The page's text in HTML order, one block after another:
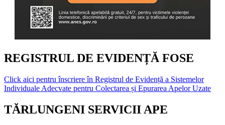
REGISTRUL DE EVIDENȚĂ FOSE
Click aici pentru înscriere în Registrul de Evidență a Sistemelor
Individuale Adecvate pentru Colectarea și Epurarea Apelor Uzate
TĂRLUNGENI SERVICII APE